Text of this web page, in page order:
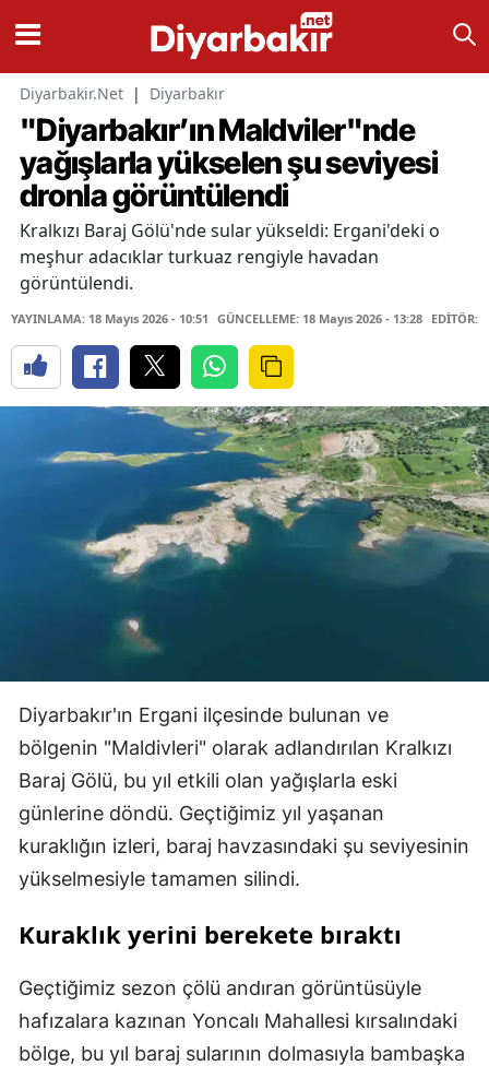
Diyarbakir.Net | Diyarbakır
"Diyarbakır’ın Maldviler"nde
yağışlarla yükselen şu seviyesi
dronla görüntülendi
Kralkızı Baraj Gölü'nde sular yükseldi: Ergani'deki o
meşhur adacıklar turkuaz rengiyle havadan
görüntülendi.
YAYINLAMA: 18 Mayıs 2026 - 10:51 GÜNCELLEME: 18 Mayıs 2026 - 13:28 EDİTÖR:
Diyarbakır'ın Ergani ilçesinde bulunan ve
bölgenin "Maldivleri" olarak adlandırılan Kralkızı
Baraj Gölü, bu yıl etkili olan yağışlarla eski
günlerine döndü. Geçtiğimiz yıl yaşanan
kuraklığın izleri, baraj havzasındaki şu seviyesinin
yükselmesiyle tamamen silindi.
Kuraklık yerini berekete bıraktı
Geçtiğimiz sezon çölü andıran görüntüsüyle
hafızalara kazınan Yoncalı Mahallesi kırsalındaki
bölge, bu yıl baraj sularının dolmasıyla bambaşka